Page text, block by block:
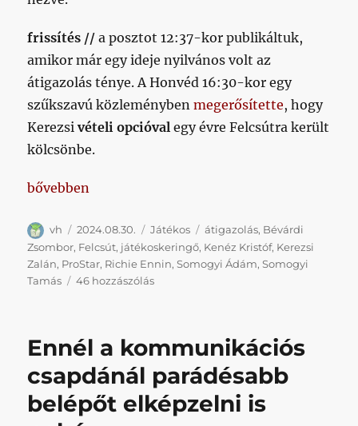
frissítés // a posztot 12:37-kor publikáltuk,
amikor már egy ideje nyilvános volt az
átigazolás ténye. A Honvéd 16:30-kor egy
szűkszavú közleménybenmegerősítette, hogy
Kerezsivételi opcióval egy évre Felcsútra került
kölcsönbe.
„Kerezsi kölcsönbe Felcsútra került”
bővebben
Szerző
vh Közzétéve
2024.08.30. Kategória
Játékos Címke
átigazolás, Bévárdi
Zsombor, Felcsút, játékoskeringő, Kenéz Kristóf, Kerezsi
Zalán, ProStar, Richie Ennin,Somogyi Ádám,Somogyi
Tamás
46 hozzászólásKerezsi
című
Ennél a kommunikációs
csapdánál parádésabb
belépőt elképzelni is